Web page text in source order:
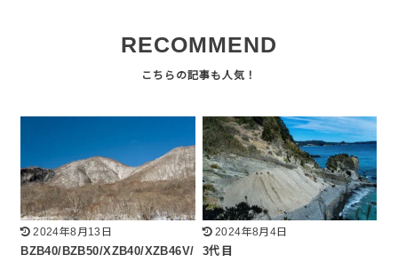
RECOMMEND
2024年8月13日
BZB40/BZB50/XZB40/XZB46V/
2024年8月4日
3代目